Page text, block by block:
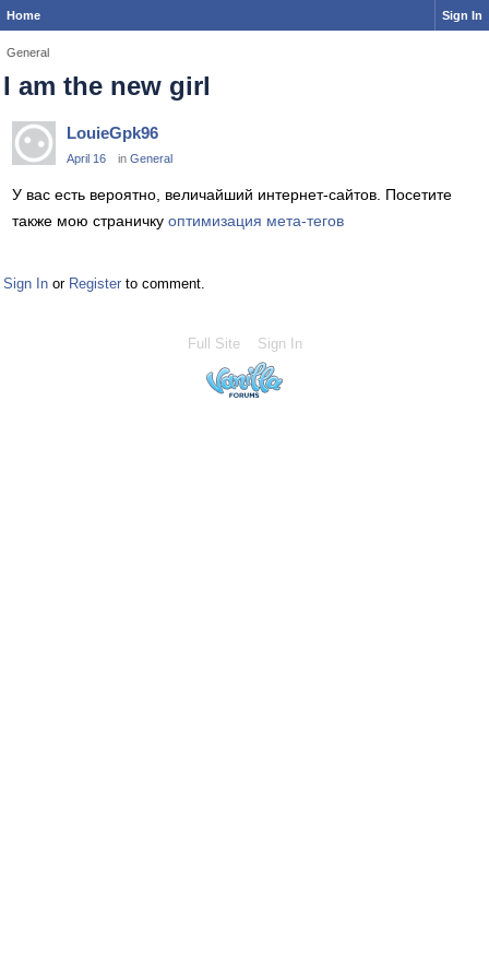
Home Sign In
General
I am the new girl
LouieGpk96
April 16 in General
У вас есть вероятно, величайший интернет-сайтов. Посетите
также мою страничку оптимизация мета-тегов
Sign In or Register to comment.
Full Site Sign In